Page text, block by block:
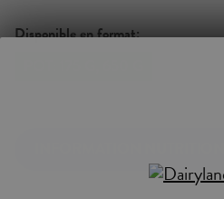
Disponible en format: